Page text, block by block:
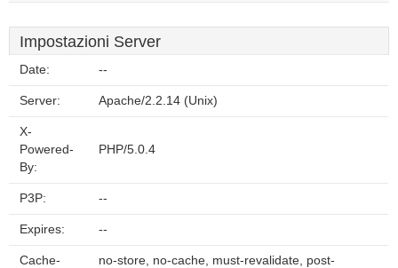
Impostazioni Server
Date: --
Server: Apache/2.2.14 (Unix)
X-
Powered-
By:
PHP/5.0.4
P3P: --
Expires: --
Cache-
no-store, no-cache, must-revalidate, post-